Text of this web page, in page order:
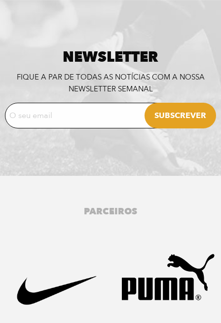
NEWSLETTER
FIQUE A PAR DE TODAS AS NOTÍCIAS COM A NOSSA
NEWSLETTER SEMANAL
PARCEIROS